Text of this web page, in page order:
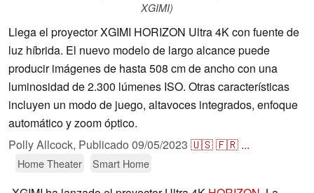
XGIMI)
Llega el proyector XGIMI HORIZON Ultra 4K con fuente de
luz híbrida. El nuevo modelo de largo alcance puede
producir imágenes de hasta 508 cm de ancho con una
luminosidad de 2.300 lúmenes ISO. Otras características
incluyen un modo de juego, altavoces integrados, enfoque
automático y zoom óptico.
Polly Allcock, Publicado 09/05/2023 🇺🇸🇫🇷 ...
Home Theater Smart Home